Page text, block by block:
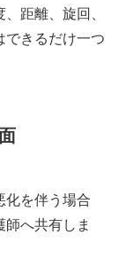
距離、旋回、
きるだけ一つ
化を伴う場合
へ共有しま